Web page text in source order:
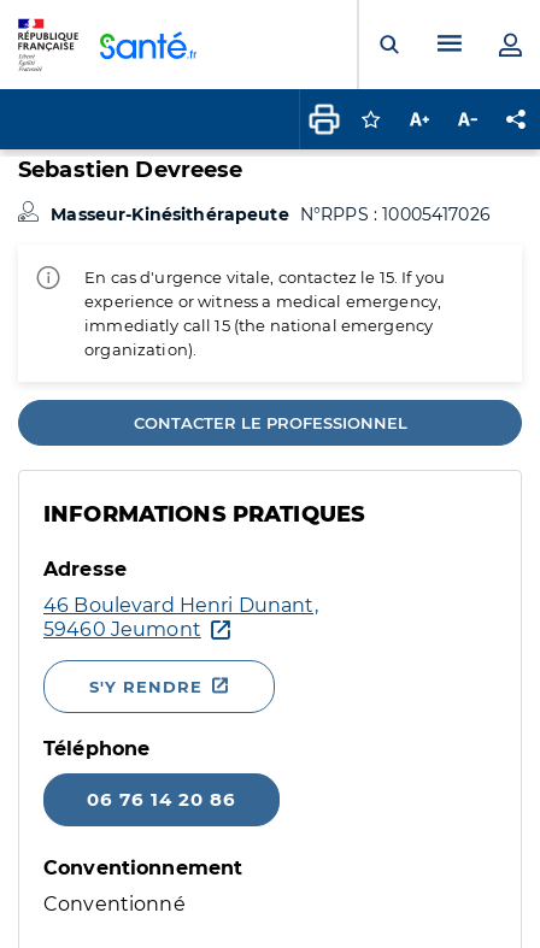
Ouvrir laMenu
Connectez-vous
Augmenter la
Sebastien Devreese
Masseur-Kinésithérapeute N°RPPS : 10005417026
En cas d'urgence vitale, contactez le 15. If you
experience or witness a medical emergency,
immediatly call 15 (the national emergency
organization).
CONTACTER LE PROFESSIONNEL
INFORMATIONS PRATIQUES
Adresse
46 Boulevard Henri Dunant,
59460 Jeumont
S'Y RENDRE
Téléphone
06 76 14 20 86
Conventionnement
Conventionné